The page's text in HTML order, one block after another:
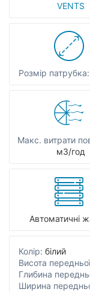
VENTS
Розмір патрубка:
Макс. витрати
мЗ/год
Автоматичні
Колір: білий
Висота
Глибина
Ширина